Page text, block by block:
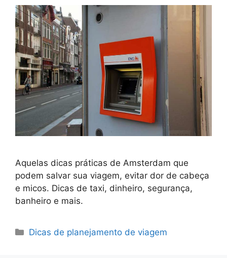
Aquelas dicas práticas de Amsterdam que
podem salvar sua viagem, evitar dor de cabeça
e micos. Dicas de taxi, dinheiro, segurança,
banheiro e mais.
Categorias
Dicas de planejamento de viagem